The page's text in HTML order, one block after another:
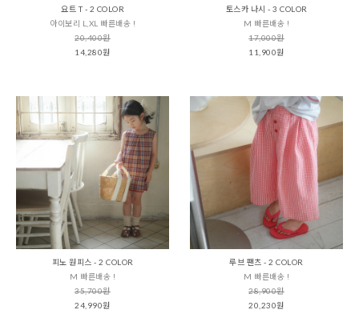
요트 T - 2 COLOR
아이보리 L,XL 빠른배송 !
20,400원
14,280원
토스카 나시 - 3 COLOR
M 빠른배송 !
17,000원
11,900원
피노 원피스 - 2 COLOR
M 빠른배송 !
35,700원
24,990원
루브 팬츠 - 2 COLOR
M 빠른배송 !
28,900원
20,230원